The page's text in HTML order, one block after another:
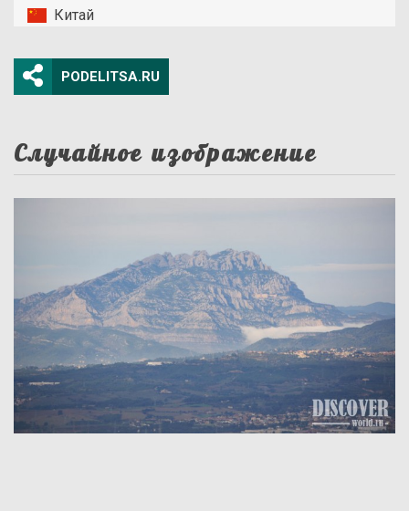
Китай
PODELITSA.RU
Случайное изображение